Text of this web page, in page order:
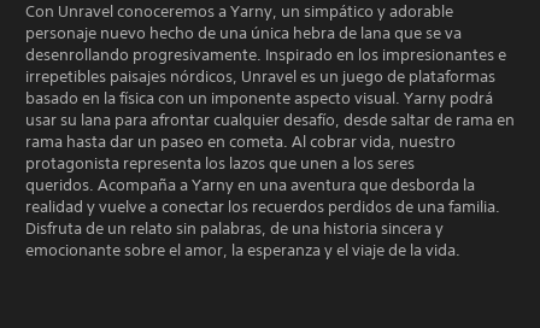
Con Unravel conoceremos a Yarny, un simpático y adorable
personaje nuevo hecho de una única hebra de lana que se va
desenrollando progresivamente. Inspirado en los impresionantes e
irrepetibles paisajes nórdicos, Unravel es un juego de plataformas
basado en la física con un imponente aspecto visual. Yarny podrá
usar su lana para afrontar cualquier desafío, desde saltar de rama en
rama hasta dar un paseo en cometa. Al cobrar vida, nuestro
protagonista representa los lazos que unen a los seres
queridos. Acompaña a Yarny en una aventura que desborda la
realidad y vuelve a conectar los recuerdos perdidos de una familia.
Disfruta de un relato sin palabras, de una historia sincera y
emocionante sobre el amor, la esperanza y el viaje de la vida.